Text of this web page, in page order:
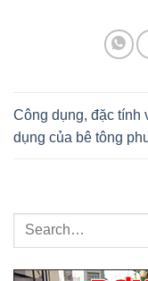
Công dụng, đặc tính
dụng của bê tông